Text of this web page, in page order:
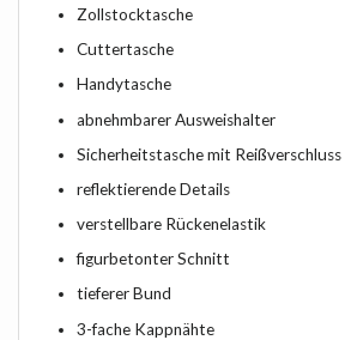
Zollstocktasche
Cuttertasche
Handytasche
abnehmbarer Ausweishalter
Sicherheitstasche mit Reißverschluss
reflektierende Details
verstellbare Rückenelastik
figurbetonter Schnitt
tieferer Bund
3-fache Kappnähte